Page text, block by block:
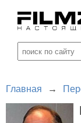
Главная →